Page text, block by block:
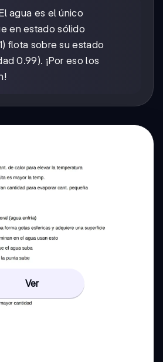
agua es el único
en estado sólido
flota sobre su estado
0.99). ¡Por eso los
Ver